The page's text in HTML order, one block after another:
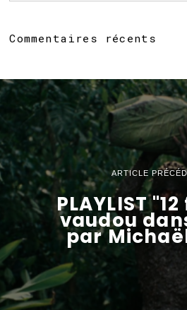
Commentaires récents
ARTICLE
PLAYLIST
vaudou
par